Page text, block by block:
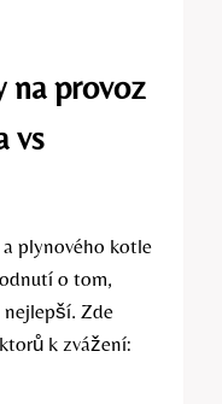
na provoz
vs
plynového kotle
o tom,
nejlepší. Zde
k zvážení: